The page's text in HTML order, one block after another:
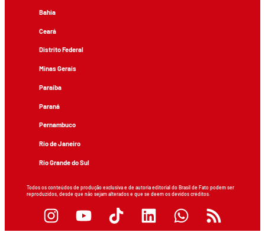
Bahia
Ceará
Distrito Federal
Minas Gerais
Paraíba
Paraná
Pernambuco
Rio de Janeiro
Rio Grande do Sul
Todos os conteúdos de produção exclusiva e de autoria editorial do Brasil de Fato podem ser
reproduzidos, desde que não sejam alterados e que se deem os devidos créditos.